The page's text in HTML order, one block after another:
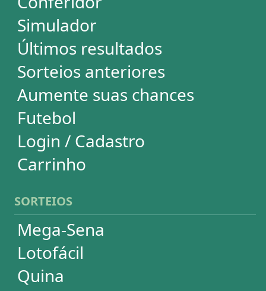
DESDOBRAMENTOS
Mega-Sena
Lotofácil
Quina
+Milionária
Dia de Sorte
Timemania
Lotomania
Super Sete
PowerBall
Mega Millions
EuroMillions